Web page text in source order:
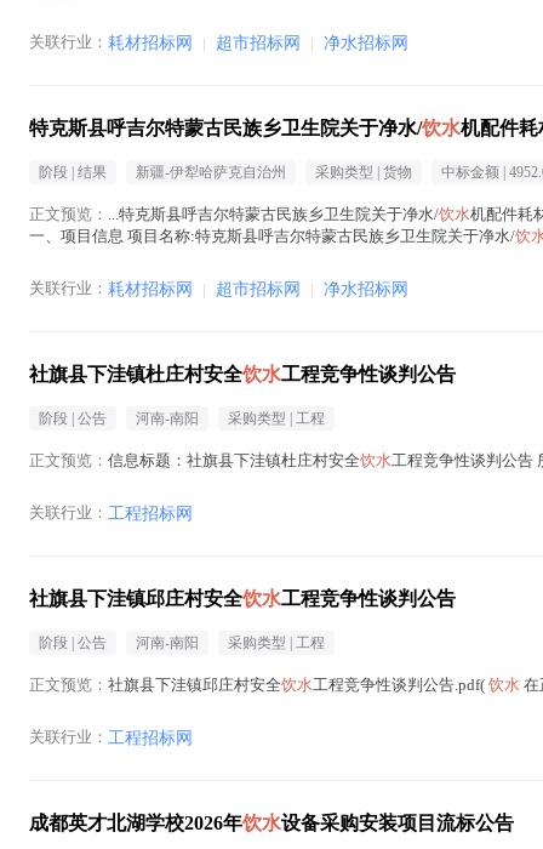
关联行业： 耗材招标网 | 超市招标网 | 净水招标网
特克斯县呼吉尔特蒙古民族乡卫生院关于净水/饮水机配件耗
阶段 | 结果 新疆-伊犁哈萨克自治州 采购类型 | 货物 中标金额 |
正文预览： ...特克斯县呼吉尔特蒙古民族乡卫生院关于净水/饮水机配件耗
一、项目信息 项目名称:特克斯县呼吉尔特蒙古民族乡卫生院关于净水/饮
关联行业： 耗材招标网 | 超市招标网 | 净水招标网
社旗县下洼镇杜庄村安全饮水工程竞争性谈判公告
阶段 | 公告 河南-南阳 采购类型 | 工程
正文预览： 信息标题：社旗县下洼镇杜庄村安全饮水工程竞争性谈判公告
关联行业： 工程招标网
社旗县下洼镇邱庄村安全饮水工程竞争性谈判公告
阶段 | 公告 河南-南阳 采购类型 | 工程
正文预览： 社旗县下洼镇邱庄村安全饮水工程竞争性谈判公告.pdf( 饮水 在
关联行业： 工程招标网
成都英才北湖学校2026年饮水设备采购安装项目流标公告